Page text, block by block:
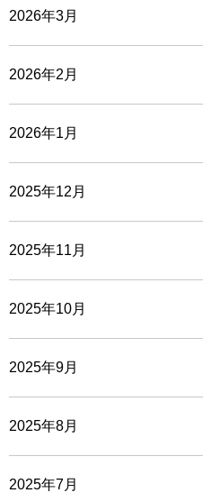
2026年3月
2026年2月
2026年1月
2025年12月
2025年11月
2025年10月
2025年9月
2025年8月
2025年7月